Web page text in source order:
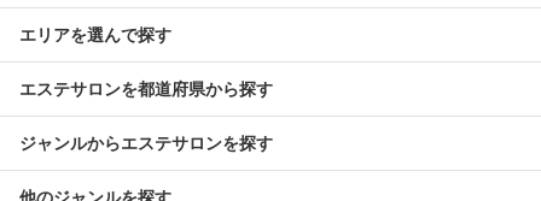
エリアを選んで探す
エステサロンを都道府県から探す
ジャンルからエステサロンを探す